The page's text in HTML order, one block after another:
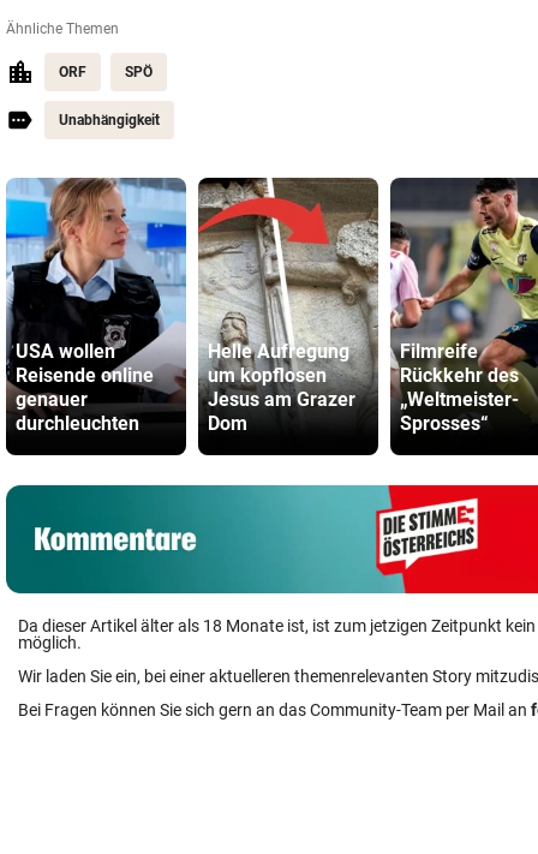
Ähnliche Themen
ORF SPÖ
Unabhängigkeit
USA wollen
Reisende online
genauer
durchleuchten
Helle Aufregung
um kopflosen
Jesus am Grazer
Dom
Filmreife
Rückkehr des
„Weltmeister-
Sprosses“
Da dieser Artikel älter als 18 Monate ist, ist zum jetzigen Zeitpunkt
möglich.
Wir laden Sie ein, bei einer aktuelleren themenrelevanten Story
Bei Fragen können Sie sich gern an das Community-Team per Mail an